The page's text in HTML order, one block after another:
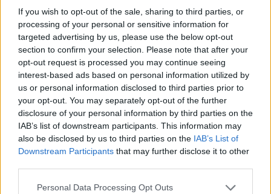
If you wish to opt-out of the sale, sharing to third parties, or
processing of your personal or sensitive information for
targeted advertising by us, please use the below opt-out
section to confirm your selection. Please note that after your
opt-out request is processed you may continue seeing
interest-based ads based on personal information utilized by
us or personal information disclosed to third parties prior to
your opt-out. You may separately opt-out of the further
disclosure of your personal information by third parties on the
IAB’s list of downstream participants. This information may
also be disclosed by us to third parties on the IAB’s List of
Downstream Participants that may further disclose it to other
Please note that this website/app uses one or more Google
Personal Data Processing Opt Outs
Inviaci le tue segnalazioni,
i tuoi video e le tue foto
Su WhatsApp al numero +39
345 356 7512
Notizie in tempo reale?
Entra nel canale telegram di
GalluraOggi.it